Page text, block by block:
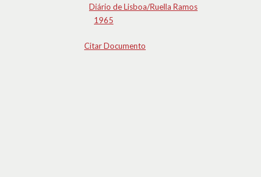
Diário de Lisboa/Ruella Ramos
1965
Citar Documento